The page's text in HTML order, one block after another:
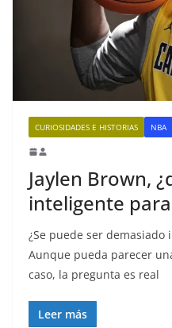
CURIOSIDADES E HISTORIAS NBA
Jaylen Brown,
inteligente
¿Se puede ser demasiado
Aunque pueda parecer
caso, la pregunta es real
Leer más